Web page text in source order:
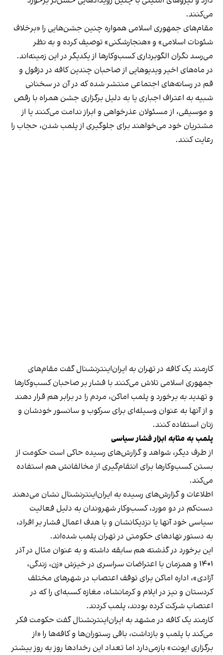
می‌کنند.
مقام‌های جمهوری اسلامی همواره چنین جشن‌هایی را «برخلاف
شئونات اسلامی» و «هنجارشکنی» توصیف کرده و به نظر
می‌رسد نگران الگوبرداری کسب‌وکارها از یکدیگر در این زمینه‌اند.
در ماه‌های اخیر ویدیوهایی از صاحبان چندین کافه در دزفول و
قم در رسانه‌های اجتماعی منتشر شده که در آن در سخنانی
شبیه به اعتراف اجباری یا به دلیل برگزاری جشن همراه با رقص
و موسیقی، از مسئولان عذرخواهی و ابراز ندامت می‌کنند یا از
مشتریان خود می‌خواهند برای جلوگیری از پلمب شدن، حجاب را
رعایت کنند.
کارمند یک کافه در تهران به ایران‌اینترنشنال گفت مقام‌های
جمهوری اسلامی تلاش می‌کنند با فشار بر صاحبان کسب‌وکارها
و تهدید به برخورد و پلمب اماکن، مردم را در برابر هم قرار دهند
و از آنها به عنوان وسیله‌ای برای سرکوب و سانسور خودشان و
زنان استفاده کنند.
پلمب به مثابه ابزار فشار سیاسی
از طرف دیگر، شواهد و گزارش‌های رسیده حاکی است حکومت از
بستن کسب‌وکارها برای انتقام‌گیری از مخالفانش هم استفاده
می‌کند.
اطلاعات و گزارش‌های رسیده به ایران‌اینترنشنال نشان می‌دهند
دست‌کم در دو مورد، کسب‌وکار شهروندان به دلیل فعالیت
سیاسی خود آنها یا نزدیکانشان و با هدف اعمال فشار بر افراد،
به دستور نهادهای حکومتی در تهران پلمب شده‌اند.
این برخورد در گذشته هم سابقه داشته و به عنوان مثال در آذر
۱۴۰۱ و همزمان با اعتراضات سراسری در خیزش «زن، زندگی،
آزادی»، اداره اماکن برای توقف اعتصاب در شهرهای مختلف
کردستان و نیز در ایلام و کرمانشاه، مغازه کسبه‌ای را که در
اعتصاب شرکت کرده بودند، پلمب کردند.
کارمند یک کافه در مشهد به ایران‌اینترنشنال گفت حکومت فکر
می‌کند با پلمب و بازداشت، باقی رستوران‌ها و کافه‌ها را «از
برگزاری ایونت» بازمی‌دارد اما تعداد این رخدادها روز به روز بیشتر